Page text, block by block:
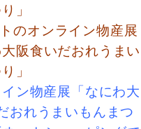
ン物産展「なにわ大
おれうまいもんまつ